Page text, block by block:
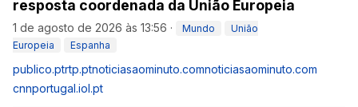
resposta coordenada da União Europeia
1 de agosto de 2026 às 13:56 · Mundo
União
Europeia
Espanha
publico.ptrtp.ptnoticiasaominuto.comnoticiasaominuto.com
cnnportugal.iol.pt